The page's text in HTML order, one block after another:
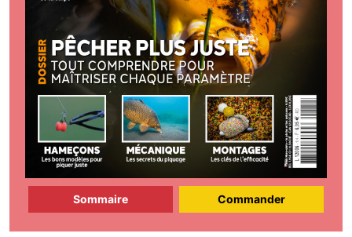
Sommaire Commander